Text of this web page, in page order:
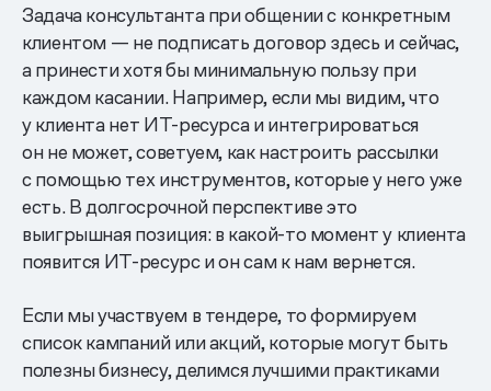
Задача консультанта при общении с конкретным
клиентом — не подписать договор здесь и сейчас,
а принести хотя бы минимальную пользу при
каждом касании. Например, если мы видим, что
у клиента нет ИТ-ресурса и интегрироваться
он не может, советуем, как настроить рассылки
с помощью тех инструментов, которые у него уже
есть. В долгосрочной перспективе это
выигрышная позиция: в какой-то момент у клиента
появится ИТ-ресурс и он сам к нам вернется.
Если мы участвуем в тендере, то формируем
список кампаний или акций, которые могут быть
полезны бизнесу, делимся лучшими практиками